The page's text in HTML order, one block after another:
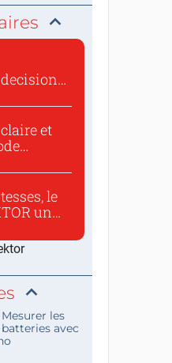
decision
et
le
un
les
avec